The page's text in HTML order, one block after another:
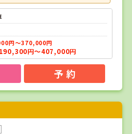
円～370,000円
円～407,000円
予 約